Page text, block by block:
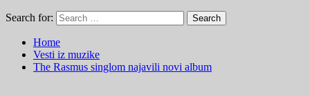
Search for:
Home
Vesti iz muzike
The Rasmus singlom najavili novi album